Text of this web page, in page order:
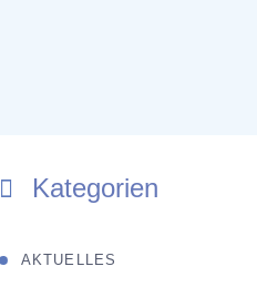
Kategorien
AKTUELLES